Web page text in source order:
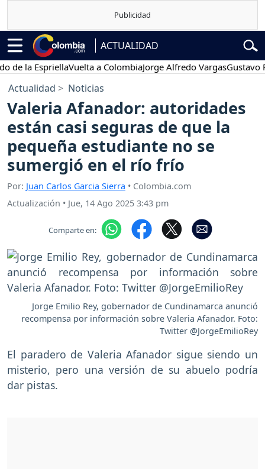
ACTUALIDAD
EspriellaVuelta a ColombiaJorge Alfredo VargasGustavo Petro
Actualidad Noticias
Valeria Afanador: autoridades
están casi seguras de que la
pequeña estudiante no se
sumergió en el río frío
Por: Juan Carlos Garcia Sierra • Colombia.com
Actualización • Jue, 14 Ago 2025 3:43 pm
Comparte en:
Jorge Emilio Rey, gobernador de Cundinamarca anunció
recompensa por información sobre Valeria Afanador. Foto:
Twitter @JorgeEmilioRey
El paradero de Valeria Afanador sigue siendo un
misterio, pero una versión de su abuelo podría
dar pistas.